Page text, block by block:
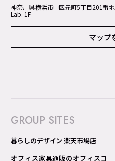
神奈川県横浜市中区元町5丁⽬201番地
Lab. 1F
マップ
GROUP SITES
暮らしのデザイン 楽天市場店
オフィス家具通販のオフィスコ